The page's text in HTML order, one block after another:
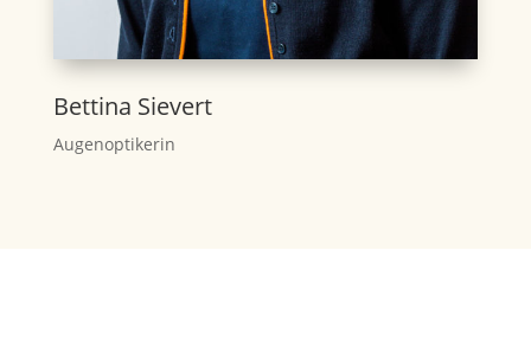
Bettina Sievert
Augenoptikerin